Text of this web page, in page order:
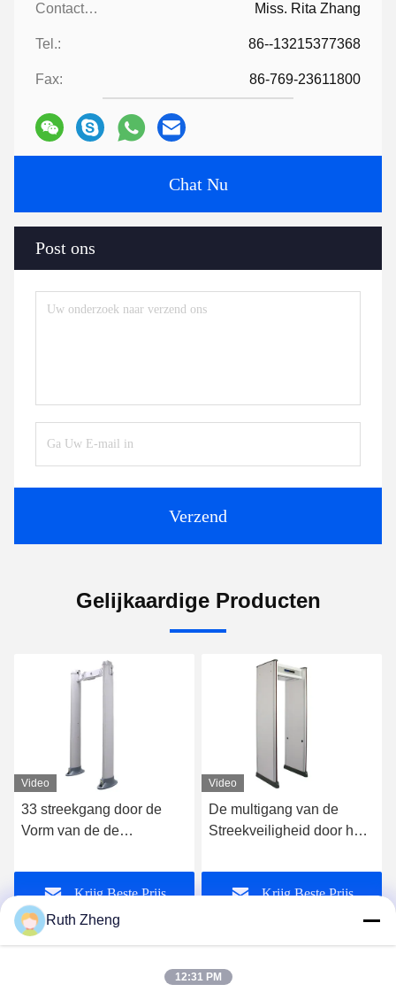
Contacten: Miss. Rita Zhang
Tel.: 86--13215377368
Fax: 86-769-23611800
Chat Nu
Post ons
Verzend
Gelijkaardige Producten
Video
33 streekgang door de
Vorm van de de
Metaaldetector met 355
Niveausgevoeligheid
Krijg Beste Prijs
Video
De multigang van de
Streekveiligheid door het
Metaaldetector voor
School of Luchthaven
Krijg Beste Prijs
Ruth Zheng
12:31 PM